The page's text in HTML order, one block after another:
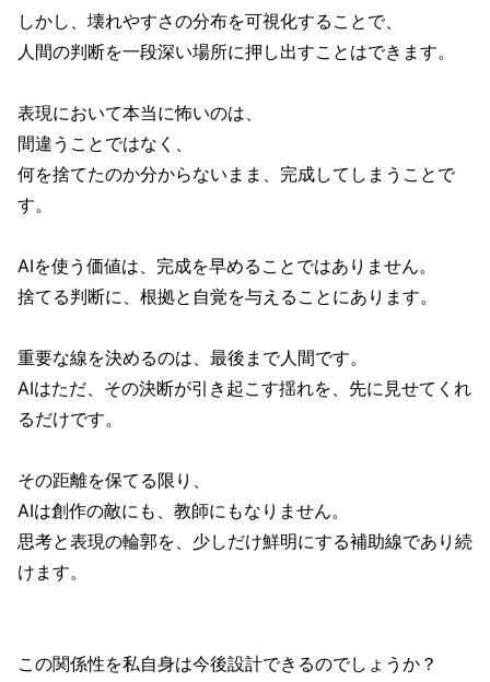
しかし、壊れやすさの分布を可視化することで、
人間の判断を一段深い場所に押し出すことはできます。
表現において本当に怖いのは、
間違うことではなく、
何を捨てたのか分からないまま、完成してしまうことで
す。
AIを使う価値は、完成を早めることではありません。
捨てる判断に、根拠と自覚を与えることにあります。
重要な線を決めるのは、最後まで人間です。
AIはただ、その決断が引き起こす揺れを、先に見せてくれ
るだけです。
その距離を保てる限り、
AIは創作の敵にも、教師にもなりません。
思考と表現の輪郭を、少しだけ鮮明にする補助線であり続
けます。
この関係性を私自身は今後設計できるのでしょうか？